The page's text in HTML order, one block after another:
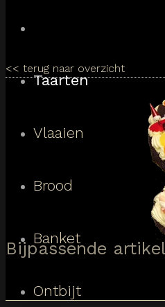
Taarten
Vlaaien
Brood
Banket
Ontbijt
<< terug naar overzicht
Bijpassende